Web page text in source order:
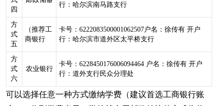
四
行：哈尔滨南马路支行
方
式
五
（推荐工
商银行
卡号：6222083500001062507户名：徐传有 开户
行：哈尔滨市道外区太平桥支行
方
式
六
农业银行
卡号：6228450176006094464 户名：徐传有 开户
行：道外支行民众分理处
可以选择任意一种方式缴纳学费（建议首选工商银行账